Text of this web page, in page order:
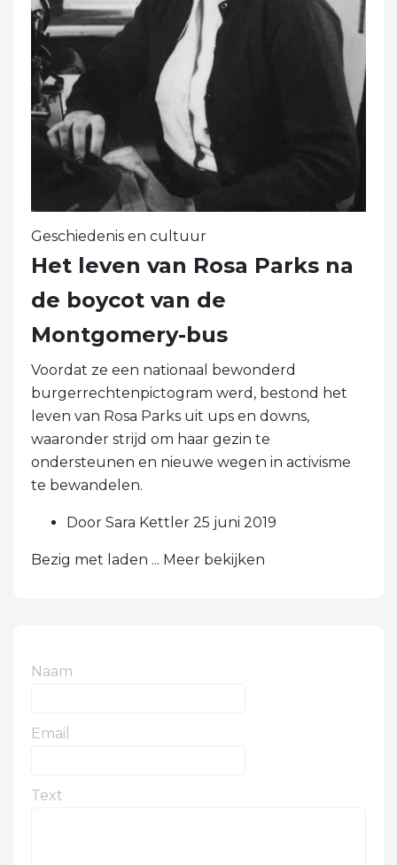
Geschiedenis en cultuur
Het leven van Rosa Parks na
de boycot van de
Montgomery-bus
Voordat ze een nationaal bewonderd
burgerrechtenpictogram werd, bestond het
leven van Rosa Parks uit ups en downs,
waaronder strijd om haar gezin te
ondersteunen en nieuwe wegen in activisme
te bewandelen.
Door Sara Kettler 25 juni 2019
Bezig met laden ... Meer bekijken
Naam
Email
Text